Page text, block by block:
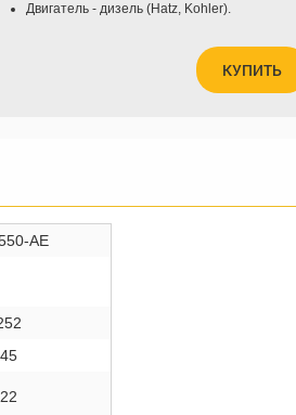
КУПИТЬ
Двигатель - дизель (Hatz, Kohler).
AE
45
22